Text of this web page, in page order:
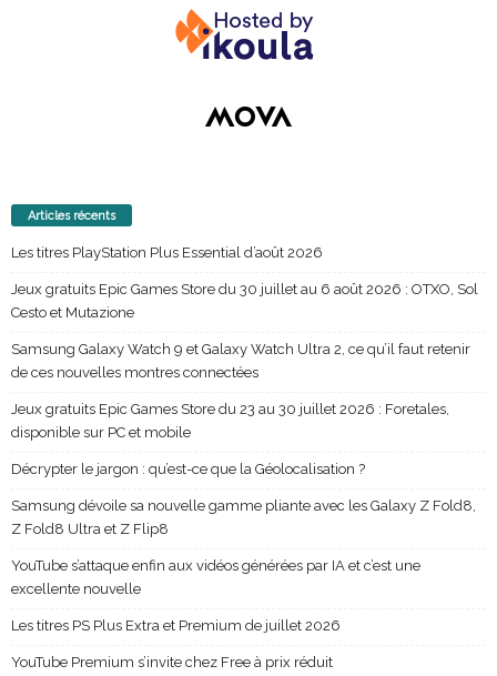
Articles récents
Les titres PlayStation Plus Essential d’août 2026
Jeux gratuits Epic Games Store du 30 juillet au 6 août 2026 : OTXO, Sol
Cesto et Mutazione
Samsung Galaxy Watch 9 et Galaxy Watch Ultra 2, ce qu’il faut retenir
de ces nouvelles montres connectées
Jeux gratuits Epic Games Store du 23 au 30 juillet 2026 : Foretales,
disponible sur PC et mobile
Décrypter le jargon : qu’est-ce que la Géolocalisation ?
Samsung dévoile sa nouvelle gamme pliante avec les Galaxy Z Fold8,
Z Fold8 Ultra et Z Flip8
YouTube s’attaque enfin aux vidéos générées par IA et c’est une
excellente nouvelle
Les titres PS Plus Extra et Premium de juillet 2026
YouTube Premium s’invite chez Free à prix réduit